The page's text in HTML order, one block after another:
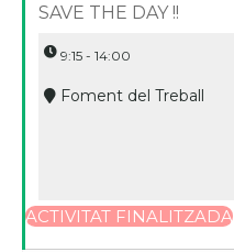
SAVE THE DAY !!
9:15 - 14:00
Foment del Treball
ACTIVITAT FINALITZADA